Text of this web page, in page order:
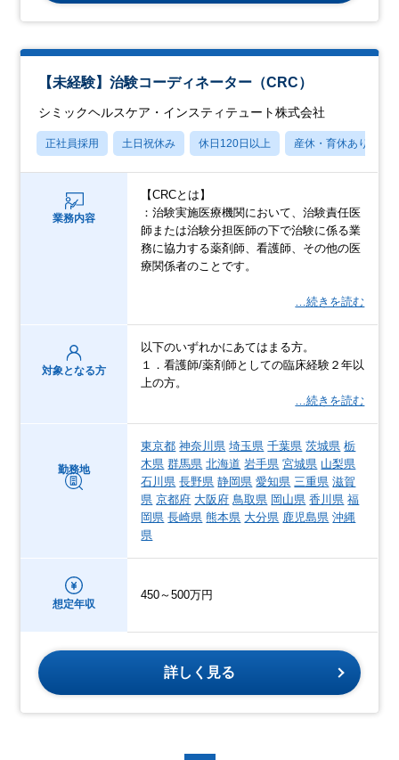
【未経験】治験コーディネーター（CRC）
シミックヘルスケア・インスティテュート株式会社
正社員採用 土日祝休み 休日120日以上 産休・育休あり
業務内容
【CRCとは】
：治験実施医療機関において、治験責任医
師または治験分担医師の下で治験に係る業
務に協力する薬剤師、看護師、その他の医
療関係者のことです。
…続きを読む
対象となる方
以下のいずれかにあてはまる方。
１．看護師/薬剤師としての臨床経験２年以
上の方。
…続きを読む
勤務地
東京都 神奈川県 埼玉県 千葉県 茨城県 栃
木県 群馬県 北海道 岩手県 宮城県 山梨県
石川県 長野県 静岡県 愛知県 三重県 滋賀
県 京都府 大阪府 鳥取県 岡山県 香川県 福
岡県 長崎県 熊本県 大分県 鹿児島県 沖縄
県
想定年収
450～500万円
詳しく見る